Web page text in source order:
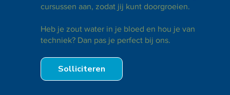
cursussen aan, zodat jij kunt doorgroeien.
Heb je zout water in je bloed en hou je van
techniek? Dan pas je perfect bij ons.
Solliciteren